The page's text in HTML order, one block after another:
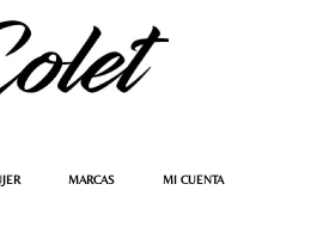
MARCAS MI CUENTA